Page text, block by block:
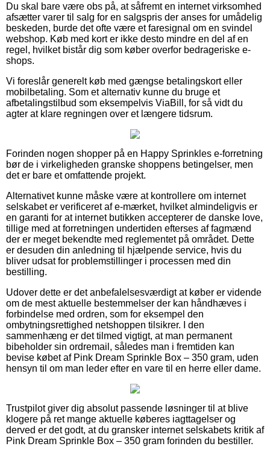
Du skal bare være obs på, at såfremt en internet virksomhed
afsætter varer til salg for en salgspris der anses for umådelig
beskeden, burde det ofte være et faresignal om en svindel
webshop. Køb med kort er ikke desto mindre en del af en
regel, hvilket bistår dig som køber overfor bedrageriske e-
shops.
Vi foreslår generelt køb med gængse betalingskort eller
mobilbetaling. Som et alternativ kunne du bruge et
afbetalingstilbud som eksempelvis ViaBill, for så vidt du
agter at klare regningen over et længere tidsrum.
Forinden nogen shopper på en Happy Sprinkles e-forretning
bør de i virkeligheden granske shoppens betingelser, men
det er bare et omfattende projekt.
Alternativet kunne måske være at kontrollere om internet
selskabet er verificeret af e-mærket, hvilket almindeligvis er
en garanti for at internet butikken accepterer de danske love,
tillige med at forretningen undertiden efterses af fagmænd
der er meget bekendte med reglementet på området. Dette
er desuden din anledning til hjælpende service, hvis du
bliver udsat for problemstillinger i processen med din
bestilling.
Udover dette er det anbefalelsesværdigt at køber er vidende
om de mest aktuelle bestemmelser der kan håndhæves i
forbindelse med ordren, som for eksempel den
ombytningsrettighed netshoppen tilsikrer. I den
sammenhæng er det tilmed vigtigt, at man permanent
bibeholder sin ordremail, således man i fremtiden kan
bevise købet af Pink Dream Sprinkle Box – 350 gram, uden
hensyn til om man leder efter en vare til en herre eller dame.
Trustpilot giver dig absolut passende løsninger til at blive
klogere på ret mange aktuelle køberes iagttagelser og
derved er det godt, at du gransker internet selskabets kritik af
Pink Dream Sprinkle Box – 350 gram forinden du bestiller.